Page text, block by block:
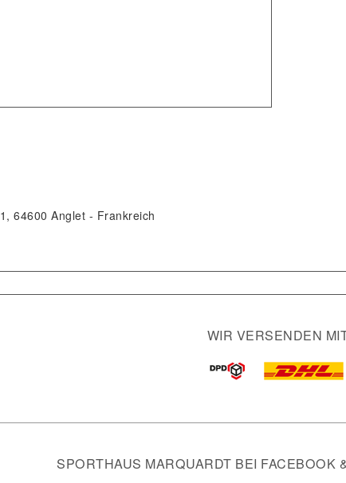
1 64600 Anglet
Frankreich
WIR VERSENDEN
SPORTHAUS MARQUARDT BEI FACEBOOK